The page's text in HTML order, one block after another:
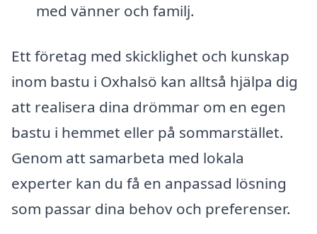
med vänner och familj.
Ett företag med skicklighet och kunskap
inom bastu i Oxhalsö kan alltså hjälpa dig
att realisera dina drömmar om en egen
bastu i hemmet eller på sommarstället.
Genom att samarbeta med lokala
experter kan du få en anpassad lösning
som passar dina behov och preferenser.